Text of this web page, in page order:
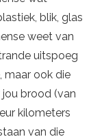
blik, glas
weet van
uitspoeg
maar ook die
brood (van
kilometers
van die